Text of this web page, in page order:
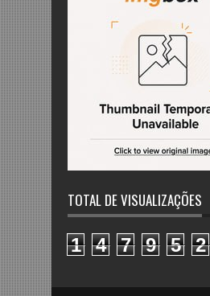
TOTAL DE VISUALIZAÇÕES
1 4 7 9 5 2